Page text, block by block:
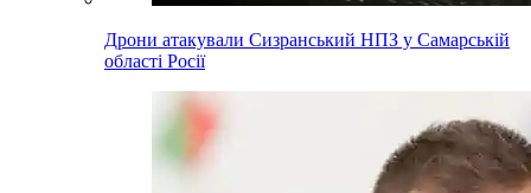
Дрони атакували Сизранський НПЗ у Самарській
області Росії